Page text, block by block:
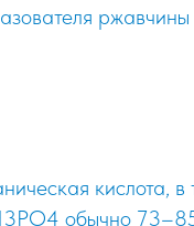
кислота, в
обычно